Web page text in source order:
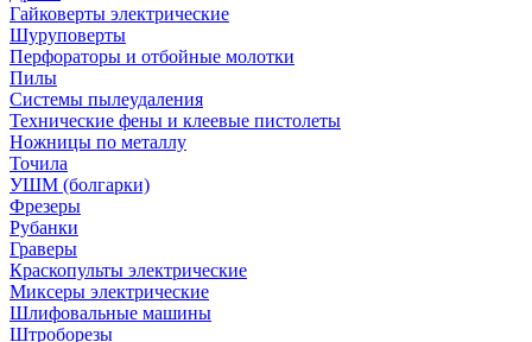
Гайковерты электрические
Шуруповерты
Перфораторы и отбойные молотки
Пилы
Системы пылеудаления
Технические фены и клеевые пистолеты
Ножницы по металлу
Точила
УШМ (болгарки)
Фрезеры
Рубанки
Граверы
Краскопульты электрические
Миксеры электрические
Шлифовальные машины
Штроборезы